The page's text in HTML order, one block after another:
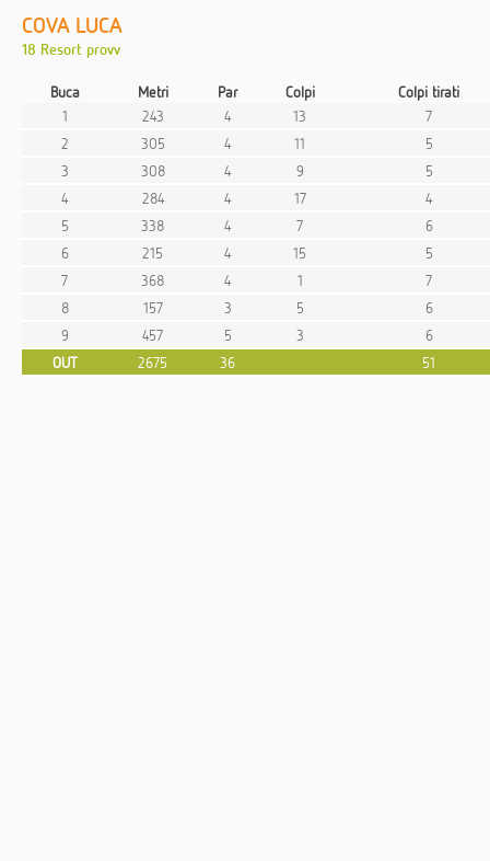
COVA LUCA
18 Resort provv
Buca Metri Par Colpi
Colpi tirati
1
243 4 13
7
2
305 4 11
5
3
308 4 9
5
4
284 4 17
4
5
338 4 7
6
6
215 4 15
5
7
368 4 1
7
8
157 3 5
6
9
457 5 3
6
OUT
2675 36 51